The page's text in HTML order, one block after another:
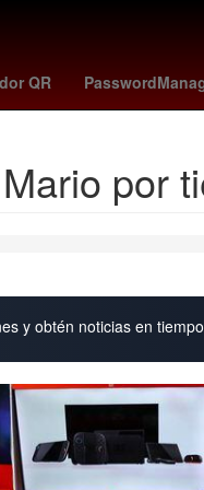
QR
Puebla de Zaragoza
por
y obtén noticias en